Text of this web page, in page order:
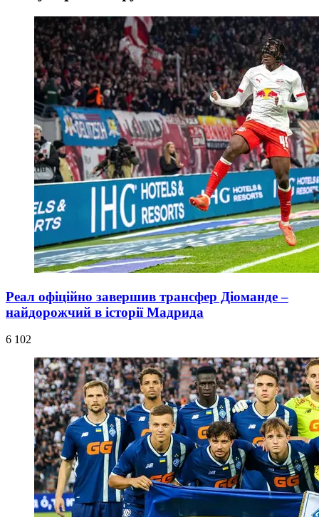
Реал офіційно завершив трансфер Діоманде –
найдорожчий в історії Мадрида
6 102